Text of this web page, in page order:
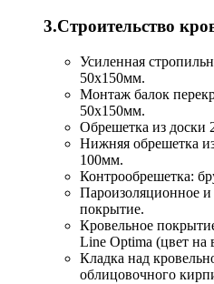
3.Строительство
Усиленная
50х150мм.
Монтаж балок
50х150мм.
Обрешетка из доски
Нижняя обрешетка
100мм.
Контрообрешетка:
Пароизоляционное
покрытие.
Кровельное
Line Optima (цвет на
Кладка над
облицовочного